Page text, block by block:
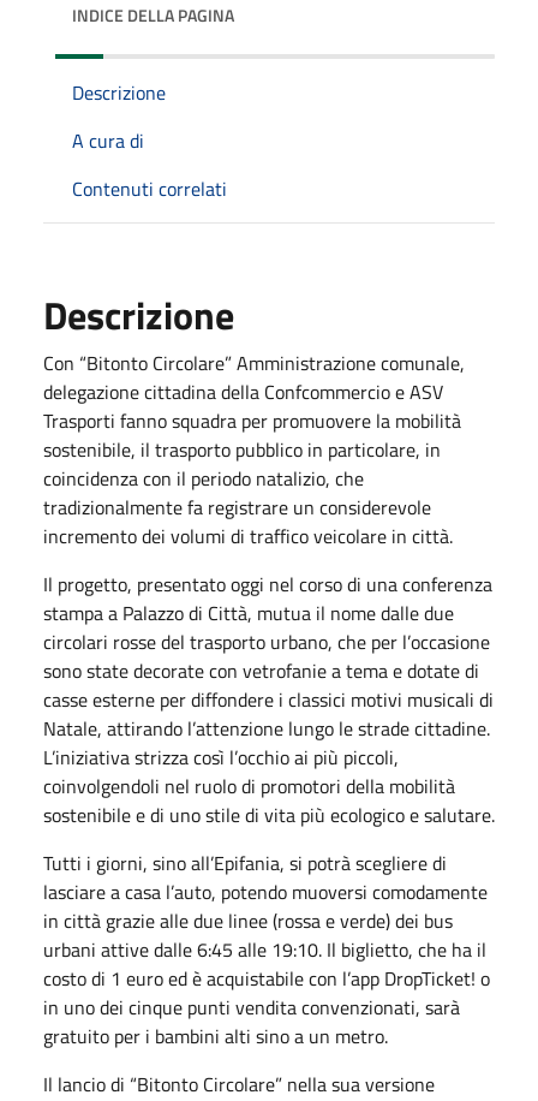
INDICE DELLA PAGINA
Descrizione
A cura di
Contenuti correlati
Descrizione
Con “Bitonto Circolare” Amministrazione comunale,
delegazione cittadina della Confcommercio e ASV
Trasporti fanno squadra per promuovere la mobilità
sostenibile, il trasporto pubblico in particolare, in
coincidenza con il periodo natalizio, che
tradizionalmente fa registrare un considerevole
incremento dei volumi di traffico veicolare in città.
Il progetto, presentato oggi nel corso di una conferenza
stampa a Palazzo di Città, mutua il nome dalle due
circolari rosse del trasporto urbano, che per l’occasione
sono state decorate con vetrofanie a tema e dotate di
casse esterne per diffondere i classici motivi musicali di
Natale, attirando l’attenzione lungo le strade cittadine.
L’iniziativa strizza così l’occhio ai più piccoli,
coinvolgendoli nel ruolo di promotori della mobilità
sostenibile e di uno stile di vita più ecologico e salutare.
Tutti i giorni, sino all’Epifania, si potrà scegliere di
lasciare a casa l’auto, potendo muoversi comodamente
in città grazie alle due linee (rossa e verde) dei bus
urbani attive dalle 6:45 alle 19:10. Il biglietto, che ha il
costo di 1 euro ed è acquistabile con l’app DropTicket! o
in uno dei cinque punti vendita convenzionati, sarà
gratuito per i bambini alti sino a un metro.
Il lancio di “Bitonto Circolare” nella sua versione